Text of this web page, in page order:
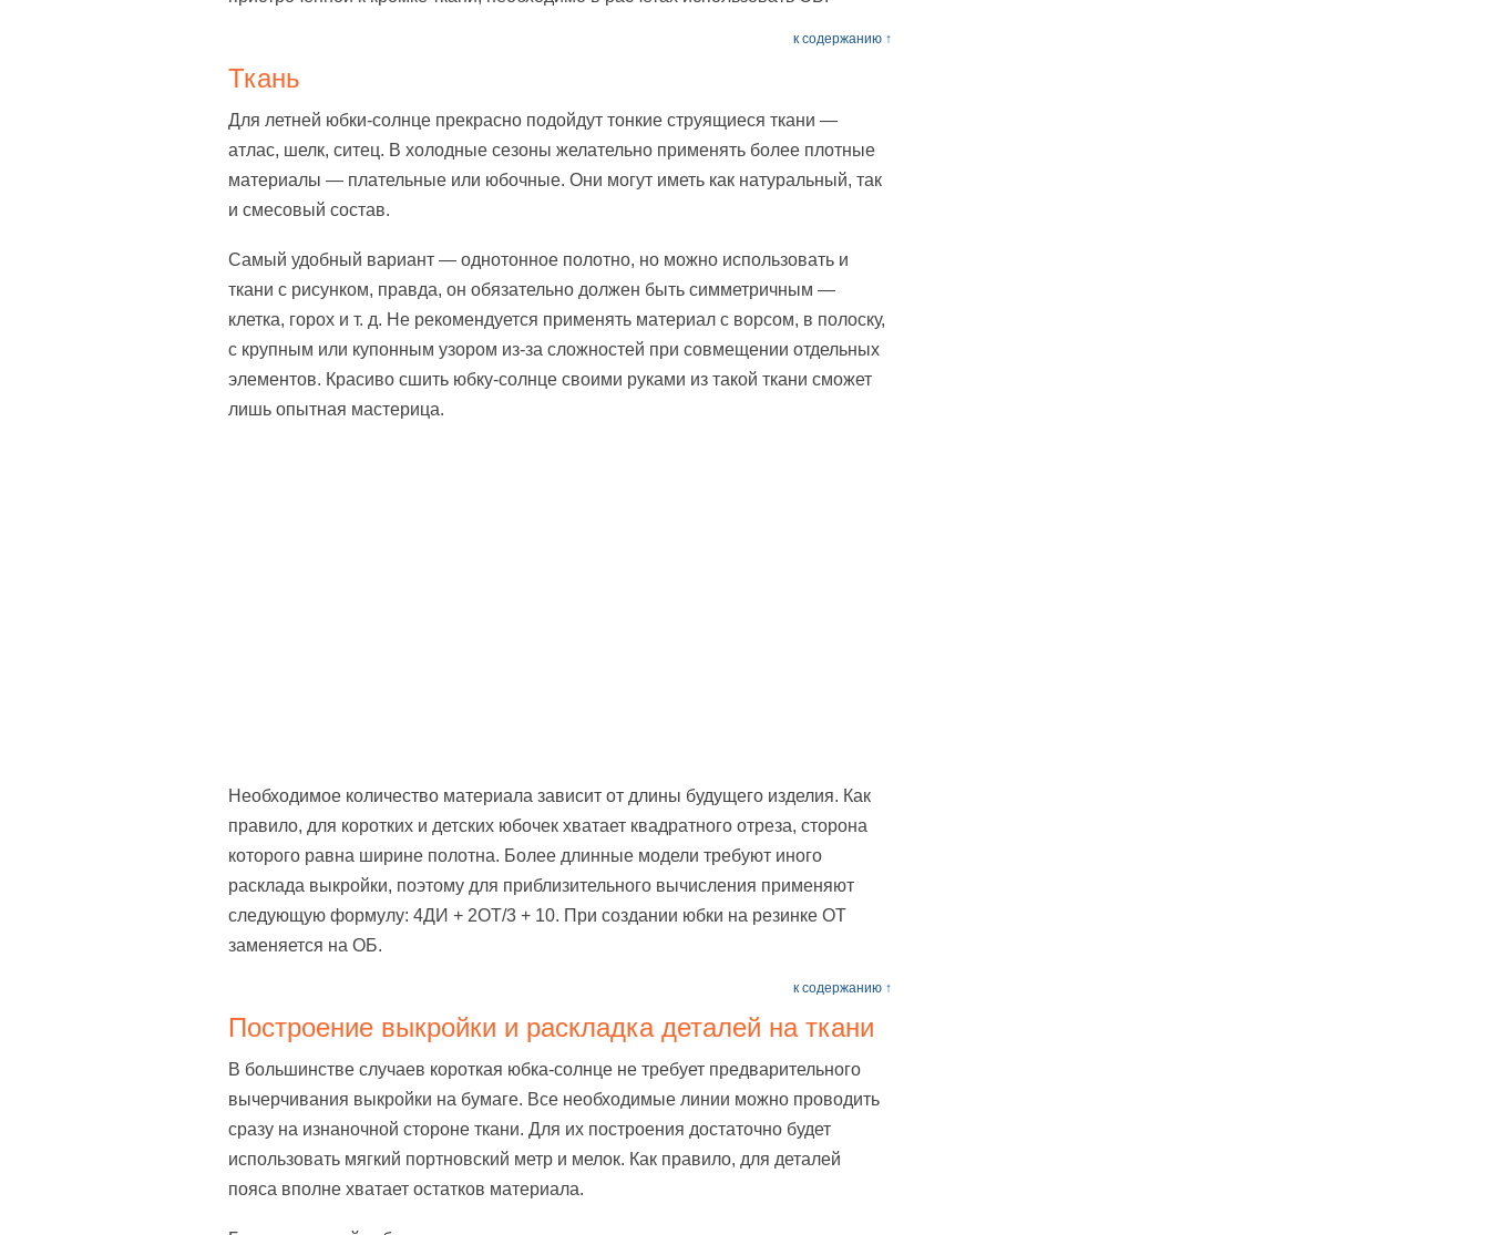
к содержанию ↑
Ткань
Для летней юбки-солнце прекрасно подойдут тонкие струящиеся ткани —
атлас, шелк, ситец. В холодные сезоны желательно применять более плотные
материалы — плательные или юбочные. Они могут иметь как натуральный, так
и смесовый состав.
Самый удобный вариант — однотонное полотно, но можно использовать и
ткани с рисунком, правда, он обязательно должен быть симметричным —
клетка, горох и т. д. Не рекомендуется применять материал с ворсом, в полоску,
с крупным или купонным узором из-за сложностей при совмещении отдельных
элементов. Красиво сшить юбку-солнце своими руками из такой ткани сможет
лишь опытная мастерица.
Необходимое количество материала зависит от длины будущего изделия. Как
правило, для коротких и детских юбочек хватает квадратного отреза, сторона
которого равна ширине полотна. Более длинные модели требуют иного
расклада выкройки, поэтому для приблизительного вычисления применяют
следующую формулу: 4ДИ + 2ОТ/3 + 10. При создании юбки на резинке ОТ
заменяется на ОБ.
к содержанию ↑
Построение выкройки и раскладка деталей на ткани
В большинстве случаев короткая юбка-солнце не требует предварительного
вычерчивания выкройки на бумаге. Все необходимые линии можно проводить
сразу на изнаночной стороне ткани. Для их построения достаточно будет
использовать мягкий портновский метр и мелок. Как правило, для деталей
пояса вполне хватает остатков материала.